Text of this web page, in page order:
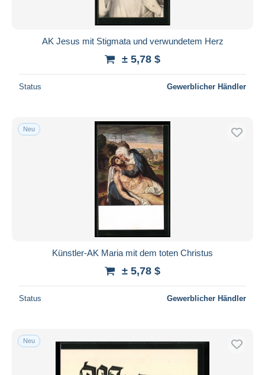
AK Jesus mit Stigmata und verwundetem Herz
± 5,78 $
Status Gewerblicher Händler
Neu
Künstler-AK Maria mit dem toten Christus
± 5,78 $
Status Gewerblicher Händler
Neu